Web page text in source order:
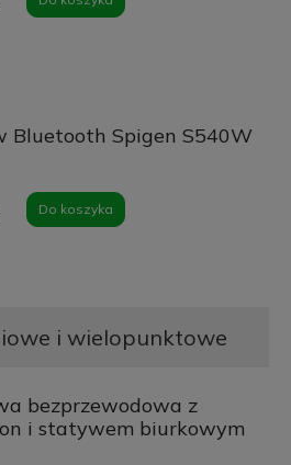
Bluetooth Spigen S540W
Do koszyka
i wielopunktowe
bezprzewodowa z
i statywem biurkowym